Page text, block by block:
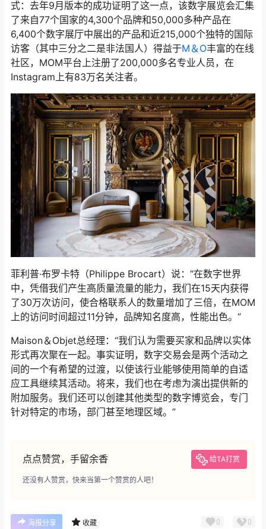
式：去年9月版本的成功证明了这一点，该数字展览会汇集
了来自77个国家的4,300个品牌和50,000多种产品在
6,400个数字展厅中展出的产品和近215,000个独特的国际
访客（其中三分之二是非法国人）得益于M＆O丰富的在线
社区，MOM平台上注册了200,000多名专业人员，在
Instagram上有83万名关注者。
菲利普·布罗卡特（Philippe Brocart）说：“在数字世界
中，凭借我们产生高质量流量的能力，我们在15天内获得
了30万次访问，使合格联系人的数量增加了三倍，在MOM
上的访问时间超过11分钟，品牌知名度高，性能出色。”
Maison＆Objet总经理：“我们认为需要买家和品牌以实体
形式再次聚在一起。事实证明，数字交易会是两个活动之
间的一个有希望的过渡，以使该行业能够使用简单的自适
应工具继续其活动。将来，我们也在考虑为演出提供新的
附加服务。我们还可以创建其他类型的数字博览会，专门
针对特定的市场，部门甚至地理区域。”
点点赞赏，手留余香 给TA打赏
还没有人赞赏，快来当第一个赞赏的人吧！
海报分享 收藏 0 0